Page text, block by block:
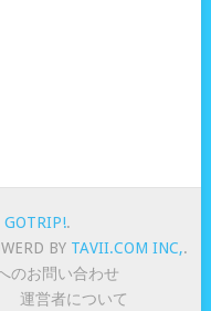
GOTRIP!.
BY TAVII.COM INC,.
のお問い合わせ
運営者について